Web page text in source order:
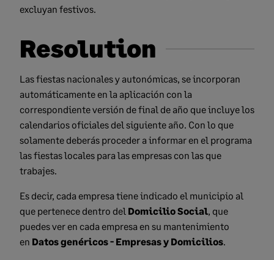
excluyan festivos.
Resolution
Las fiestas nacionales y autonómicas, se incorporan
automáticamente en la aplicación con la
correspondiente versión de final de año que incluye los
calendarios oficiales del siguiente año. Con lo que
solamente deberás proceder a informar en el programa
las fiestas locales para las empresas con las que
trabajes.
Es decir, cada empresa tiene indicado el municipio al
que pertenece dentro del Domicilio Social, que
puedes ver en cada empresa en su mantenimiento
en Datos genéricos - Empresas y Domicilios.